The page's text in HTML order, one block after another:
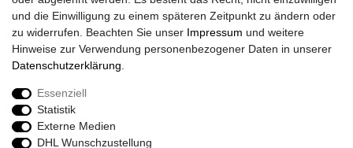
Sicherheitsinformationen
Zahlung und Versand
und die Einwilligung zu einem späteren Zeitpunkt zu ändern oder
zu widerrufen. Beachten Sie unser Impressum und weitere
Hinweise zur Verwendung personenbezogener Daten in unserer
Daten­schutz­erklärung
Essenziell
Statistik
Externe Medien
DHL Wunschzustellung